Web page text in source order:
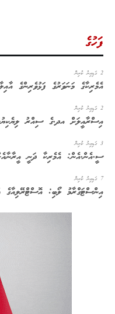
ފަހުގެ
2 ގަޑިއިރު ކުރިން
އެމެރިކާގެ މަނަވަރުގެ ފަޅުވެރިންގެ
2 ގަޑިއިރު ކުރިން
އިސްރާއީލަށް އދ.ގެ ސިއްރު
3 ގަޑިއިރު ކުރިން
ސީ.އެން.އެން: އެމެރިކާ ދަނީ
7 ގަޑިއިރު ކުރިން
އިންސްޓަގްރާމު ލޯބި: އޮސްޓްރޭލިއާގެ